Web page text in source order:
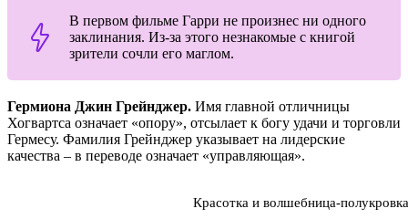
В первом фильме Гарри не произнес ни одного
заклинания. Из-за этого незнакомые с книгой
зрители сочли его маглом.
Гермиона Джин Грейнджер. Имя главной отличницы
Хогвартса означает «опору», отсылает к богу удачи и торговли
Гермесу. Фамилия Грейнджер указывает на лидерские
качества ‒ в переводе означает «управляющая».
Красотка и волшебница-